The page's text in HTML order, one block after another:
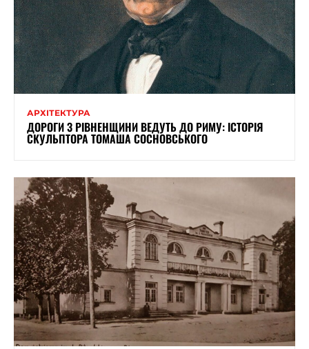
АРХІТЕКТУРА
ДОРОГИ З РІВНЕНЩИНИ ВЕДУТЬ ДО РИМУ: ІСТОРІЯ
СКУЛЬПТОРА ТОМАША СОСНОВСЬКОГО